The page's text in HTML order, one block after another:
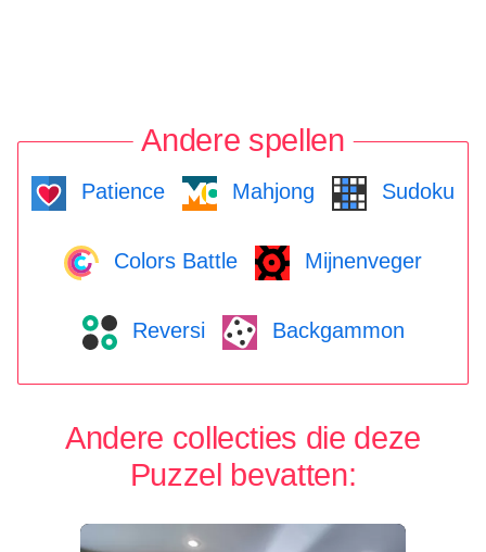
Andere spellen
Patience Mahjong Sudoku
Colors Battle Mijnenveger
Reversi Backgammon
Andere collecties die deze
Puzzel bevatten: